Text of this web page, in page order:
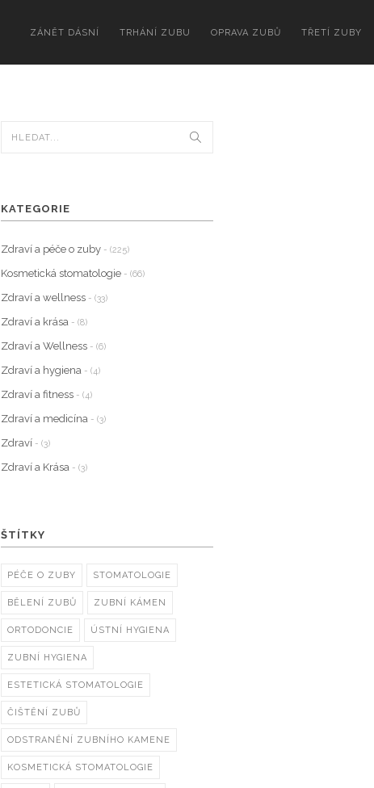
ZÁNĚT DÁSNÍ TRHÁNÍ ZUBU OPRAVA ZUBŮ TŘETÍ ZUBY
KATEGORIE
Zdraví a péče o zuby - (225)
Kosmetická stomatologie - (66)
Zdraví a wellness - (33)
Zdraví a krása - (8)
Zdraví a Wellness - (6)
Zdraví a hygiena - (4)
Zdraví a fitness - (4)
Zdraví a medicína - (3)
Zdraví - (3)
Zdraví a Krása - (3)
ŠTÍTKY
PÉČE O ZUBY STOMATOLOGIE
BĚLENÍ ZUBŮ ZUBNÍ KÁMEN
ORTODONCIE ÚSTNÍ HYGIENA
ZUBNÍ HYGIENA
ESTETICKÁ STOMATOLOGIE
ČIŠTĚNÍ ZUBŮ
ODSTRANĚNÍ ZUBNÍHO KAMENE
KOSMETICKÁ STOMATOLOGIE